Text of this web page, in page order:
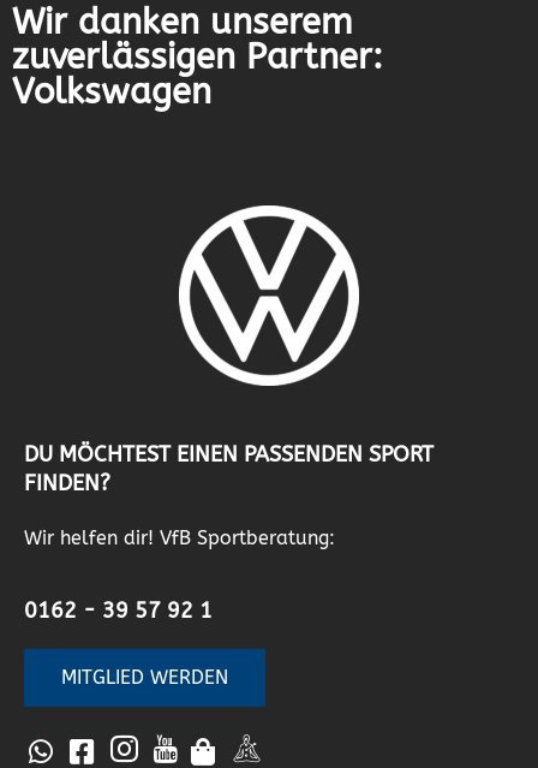
Wir danken unserem
zuverlässigen Partner:
Volkswagen
DU MÖCHTEST EINEN PASSENDEN SPORT
FINDEN?
Wir helfen dir! VfB Sportberatung:
0162 - 39 57 92 1
MITGLIED WERDEN